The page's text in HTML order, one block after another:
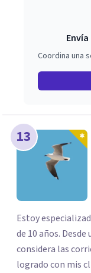
Coordina una
13
Estoy
de 10 años.
considera las
logrado con mis